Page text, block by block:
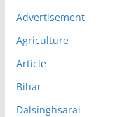
Advertisement
Agriculture
Article
Bihar
Dalsinghsarai